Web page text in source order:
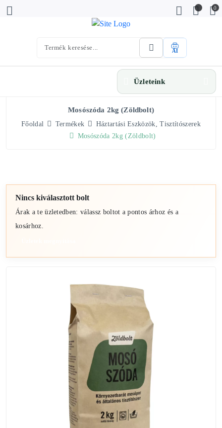
0
AI
Üzleteink
Mosószóda 2kg (Zöldbolt)
Főoldal Termékek
Háztartási Eszközök, Tisztítószerek
Mosószóda 2kg (Zöldbolt)
Nincs kiválasztott bolt
Árak a te üzletedben: válassz boltot a pontos árhoz és a
kosárhoz.